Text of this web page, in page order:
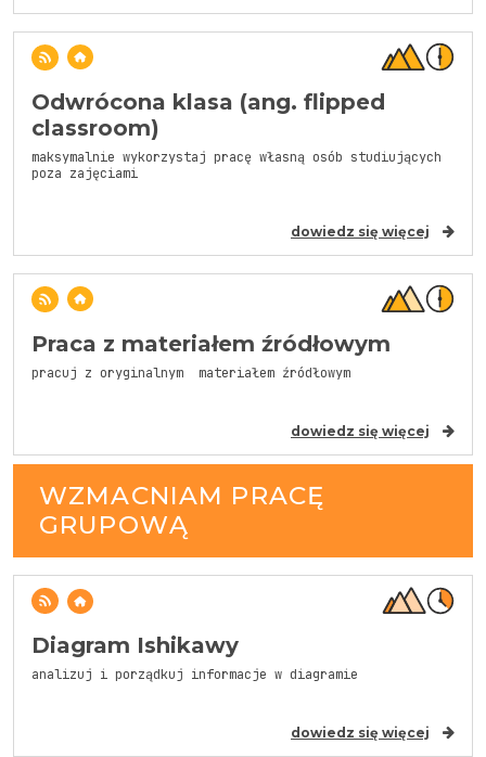
Odwrócona klasa (ang. flipped
classroom)
maksymalnie wykorzystaj pracę własną osób studiujących
poza zajęciami
dowiedz się więcej
Praca z materiałem źródłowym
pracuj z oryginalnym materiałem źródłowym
dowiedz się więcej
WZMACNIAM PRACĘ
GRUPOWĄ
Diagram Ishikawy
analizuj i porządkuj informacje w diagramie
dowiedz się więcej